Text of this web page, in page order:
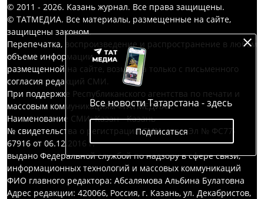
Все новости Татарстана - здесь
Подписаться
© 2011 - 2026. Казань журнал. Все права защищены.
© ТАТМЕДИА. Все материалы, размещенные на сайте,
защищены законом.
Перепечатка, воспроизведение и распространение в любом
объеме информации,
размещенной на сайте, возможна только с письменного
согласия редакций СМИ.
При поддержке Республиканского агентства по печати и
массовым коммуникациям «ТАТМЕДИА».
Наименование СМИ: Казан - Казань
№ свидетельства о регистрации СМИ, дата: Эл № ФС77-
67916 от 06.12.2016 г.
выдано Федеральной службой по надзору в сфере связи,
информационных технологий и массовых коммуникаций
ФИО главного редактора: Абсалямова Альбина Булатовна
Адрес редакции: 420066, Россия, г. Казань, ул. Декабристов,